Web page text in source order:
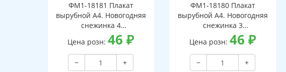
ФМ1-18181 Плакат
вырубной А4. Новогодняя
снежинка 4
(двухсторонний, ВД-лак)
Цена розн:46₽
−
+
ФМ1-18180 Плакат
вырубной А4. Новогодняя
снежинка 3
(двухсторонний, ВД-лак)
Цена розн:46₽
−
+